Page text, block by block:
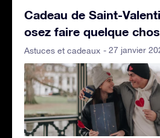
Cadeau de Saint-
osez faire quelque
Astuces et cadeaux - 27 janvier